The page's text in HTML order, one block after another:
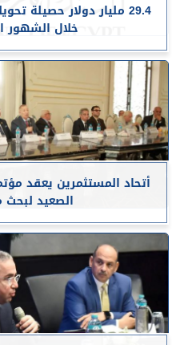
29.4 مليار دولار حصيلة
خلال الشهور
أتحاد المستثمرين يعقد
الصعيد